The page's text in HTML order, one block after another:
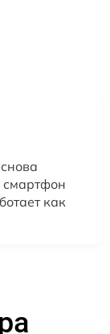
смартфон
как